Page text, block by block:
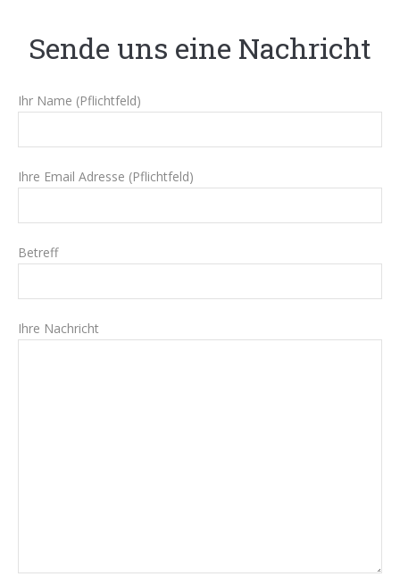
Sende uns eine Nachricht
Ihr Name (Pflichtfeld)
Ihre Email Adresse (Pflichtfeld)
Betreff
Ihre Nachricht